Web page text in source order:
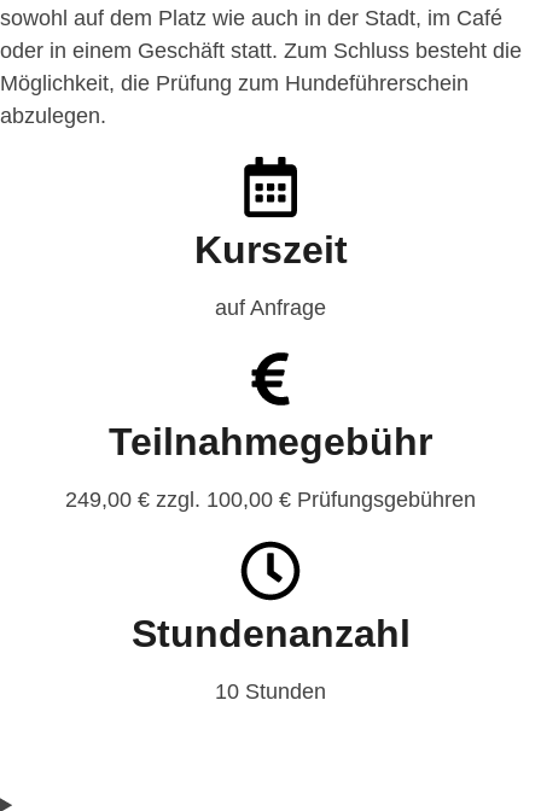
sowohl auf dem Platz wie auch in der Stadt, im Café
oder in einem Geschäft statt. Zum Schluss besteht die
Möglichkeit, die Prüfung zum Hundeführerschein
abzulegen.
Kurszeit
auf Anfrage
Teilnahmegebühr
249,00 € zzgl. 100,00 € Prüfungsgebühren
Stundenanzahl
10 Stunden